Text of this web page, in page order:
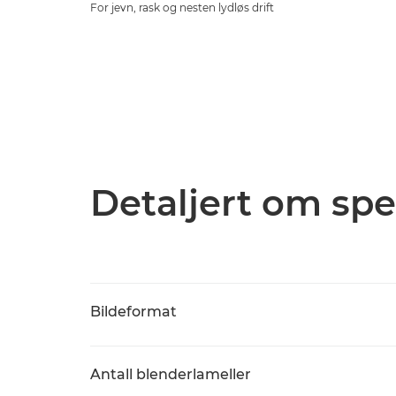
For jevn, rask og nesten lydløs drift
Detaljert om
Bildeformat
Antall blenderlameller